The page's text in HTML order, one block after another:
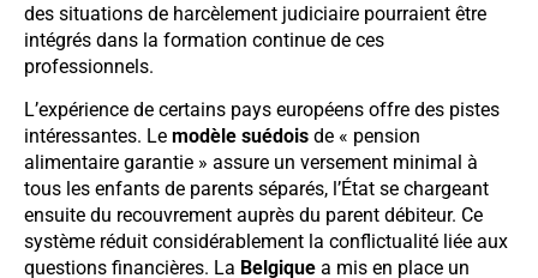
des situations de harcèlement judiciaire pourraient être
intégrés dans la formation continue de ces
professionnels.
L’expérience de certains pays européens offre des pistes
intéressantes. Le modèle suédois de « pension
alimentaire garantie » assure un versement minimal à
tous les enfants de parents séparés, l’État se chargeant
ensuite du recouvrement auprès du parent débiteur. Ce
système réduit considérablement la conflictualité liée aux
questions financières. La Belgique a mis en place un